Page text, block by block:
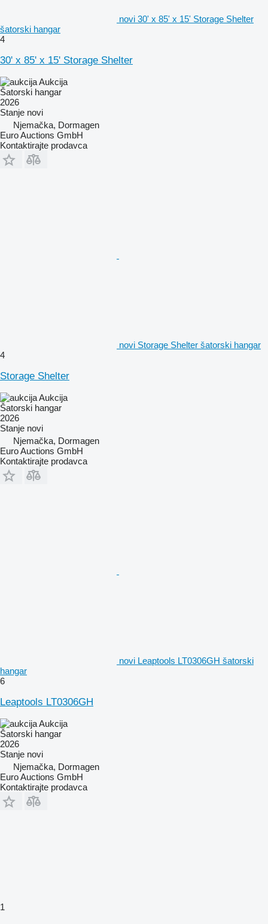
novi 30' x 85' x 15' Storage Shelter
šatorski hangar
4
30' x 85' x 15' Storage Shelter
Aukcija
Šatorski hangar
2026
Stanje novi
Njemačka, Dormagen
Euro Auctions GmbH
Kontaktirajte prodavca
novi Storage Shelter šatorski hangar
4
Storage Shelter
Aukcija
Šatorski hangar
2026
Stanje novi
Njemačka, Dormagen
Euro Auctions GmbH
Kontaktirajte prodavca
novi Leaptools LT0306GH šatorski
hangar
6
Leaptools LT0306GH
Aukcija
Šatorski hangar
2026
Stanje novi
Njemačka, Dormagen
Euro Auctions GmbH
Kontaktirajte prodavca
1